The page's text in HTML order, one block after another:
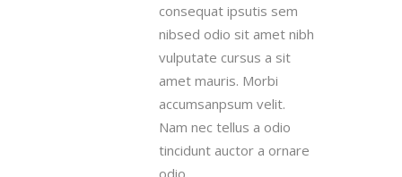
consequat ipsutis sem
nibsed odio sit amet nibh
vulputate cursus a sit
amet mauris. Morbi
accumsanpsum velit.
Nam nec tellus a odio
tincidunt auctor a ornare
odio.